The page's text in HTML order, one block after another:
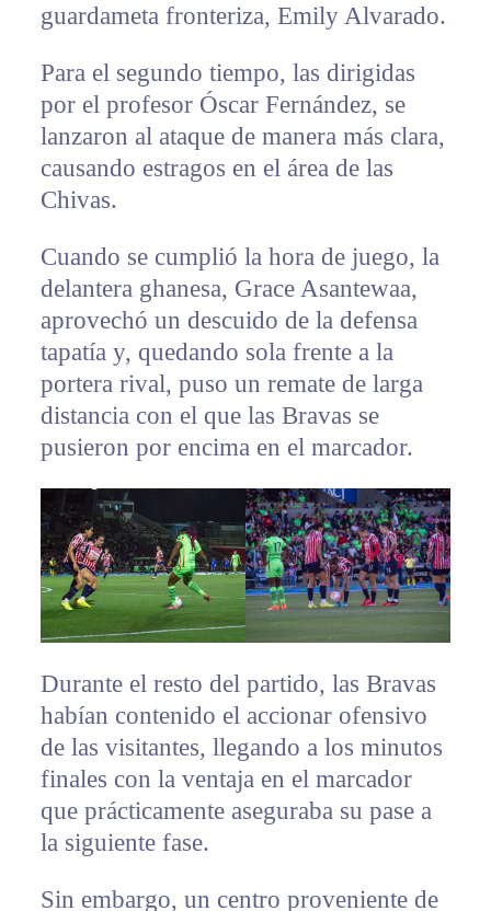
guardameta fronteriza, Emily Alvarado.
Para el segundo tiempo, las dirigidas
por el profesor Óscar Fernández, se
lanzaron al ataque de manera más clara,
causando estragos en el área de las
Chivas.
Cuando se cumplió la hora de juego, la
delantera ghanesa, Grace Asantewaa,
aprovechó un descuido de la defensa
tapatía y, quedando sola frente a la
portera rival, puso un remate de larga
distancia con el que las Bravas se
pusieron por encima en el marcador.
Durante el resto del partido, las Bravas
habían contenido el accionar ofensivo
de las visitantes, llegando a los minutos
finales con la ventaja en el marcador
que prácticamente aseguraba su pase a
la siguiente fase.
Sin embargo, un centro proveniente de